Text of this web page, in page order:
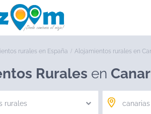
rurales en España Alojamientos rurales en
Rurales en
rurales